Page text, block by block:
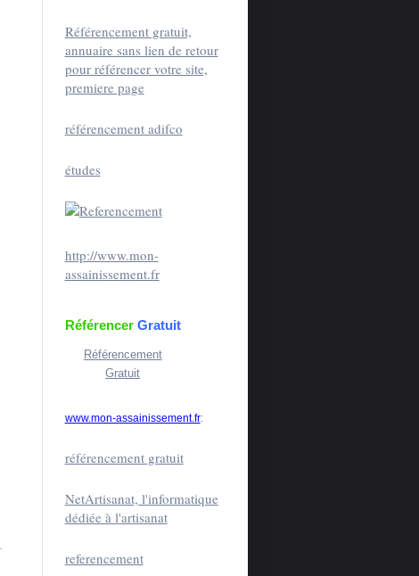
Référencement gratuit,
annuaire sans lien de retour
pour référencer votre site,
premiere page
référencement adifco
études
http://www.mon-
assainissement.fr
Référencer Gratuit
Référencement
Gratuit
www.mon-assainissement.fr:
référencement gratuit
NetArtisanat, l'informatique
dédiée à l'artisanat
referencement